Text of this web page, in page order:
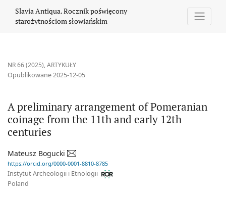
Slavia Antiqua. Rocznik poświęcony
starożytnościom słowiańskim
NR 66 (2025),ARTYKUŁY
A preliminary arrangement of Pomeranian
coinage from the 11th and early 12th
centuries
Opublikowane 2025-12-05
Mateusz Bogucki
https://orcid.org/0000-0001-8810-8785
Instytut Archeologii i Etnologii
Poland